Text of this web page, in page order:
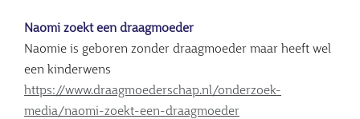
Naomi zoekt een draagmoeder
Naomie is geboren zonder draagmoeder maar heeft wel
een kinderwens
https://www.draagmoederschap.nl/onderzoek-
media/naomi-zoekt-een-draagmoeder